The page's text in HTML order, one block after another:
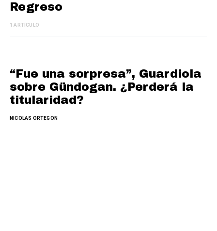
Regreso
1 ARTÍCULO
“Fue una sorpresa”, Guardiola
sobre Gündogan. ¿Perderá la
titularidad?
NICOLAS ORTEGON